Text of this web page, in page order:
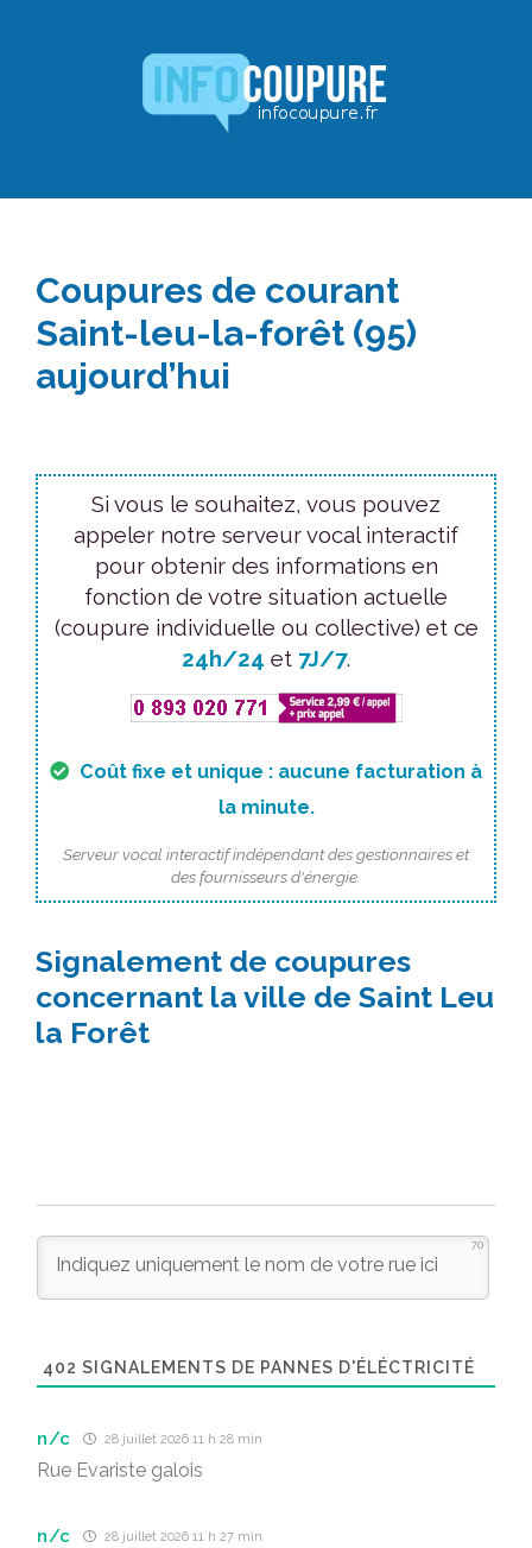
Coupures de courant
Saint-leu-la-forêt (95)
aujourd’hui
Si vous le souhaitez, vous pouvez
appeler notre serveur vocal interactif
pour obtenir des informations en
fonction de votre situation actuelle
(coupure individuelle ou collective) et ce
24h/24 et 7J/7.
Coût fixe et unique : aucune facturation à
la minute.
Serveur vocal interactif indépendant des gestionnaires et
des fournisseurs d'énergie.
Signalement de coupures
concernant la ville de Saint Leu
la Forêt
70
402 SIGNALEMENTS DE PANNES D'ÉLÉCTRICITÉ
n/c 28 juillet 2026 11 h 28 min
Rue Evariste galois
n/c 28 juillet 2026 11 h 27 min